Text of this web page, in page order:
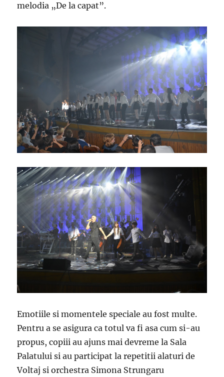
melodia „De la capat”.
Emotiile si momentele speciale au fost multe.
Pentru a se asigura ca totul va fi asa cum si-au
propus, copiii au ajuns mai devreme la Sala
Palatului si au participat la repetitii alaturi de
Voltaj si orchestra Simona Strungaru